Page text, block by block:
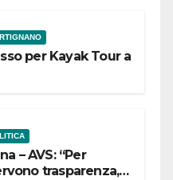
per Kayak Tour a
– AVS: “Per
trasparenza,